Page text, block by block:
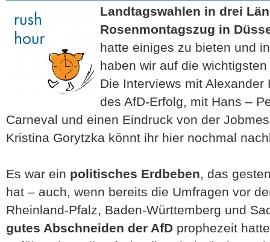
Landtagswahlen in drei
Rosenmontagszug in
hatte einiges zu bieten und
haben wir auf die
Die Interviews mit
des AfD-Erfolg, mit Hans –
Carneval und einen Eindruck von der
Kristina Gorytzka könnt ihr hier nochmal
Es war ein politisches Erdbeben, das
hat – auch, wenn bereits die Umfragen vor
Rheinland-Pfalz, Baden-Württemberg und
gutes Abschneiden der AfD prophezeit